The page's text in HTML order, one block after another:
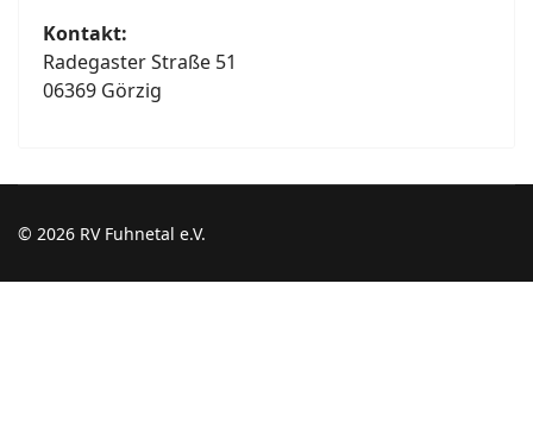
Kontakt:
Radegaster Straße 51
06369 Görzig
© 2026 RV Fuhnetal e.V.